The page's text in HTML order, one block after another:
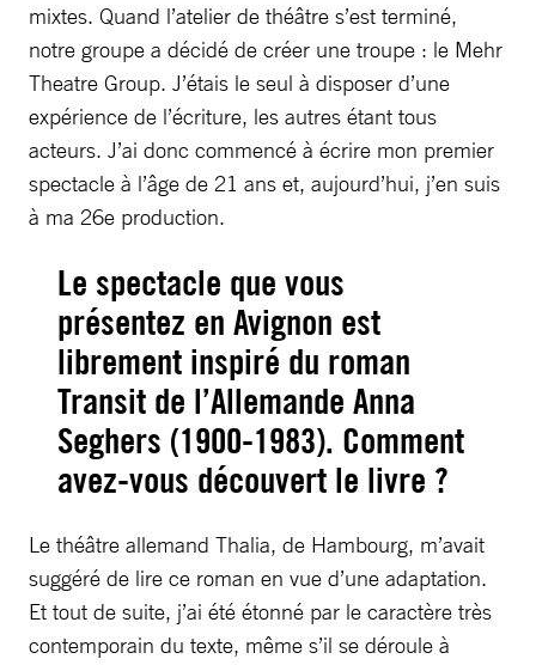
mixtes. Quand l’atelier de théâtre s’est terminé,
notre groupe a décidé de créer une troupe : le Mehr
Theatre Group. J’étais le seul à disposer d’une
expérience de l’écriture, les autres étant tous
acteurs. J’ai donc commencé à écrire mon premier
spectacle à l’âge de 21 ans et, aujourd’hui, j’en suis
à ma 26e production.
Le spectacle que vous
présentez en Avignon est
librement inspiré du roman
Transit de l’Allemande Anna
Seghers (1900-1983). Comment
avez-vous découvert le livre ?
Le théâtre allemand Thalia, de Hambourg, m’avait
suggéré de lire ce roman en vue d’une adaptation.
Et tout de suite, j’ai été étonné par le caractère très
contemporain du texte, même s’il se déroule à